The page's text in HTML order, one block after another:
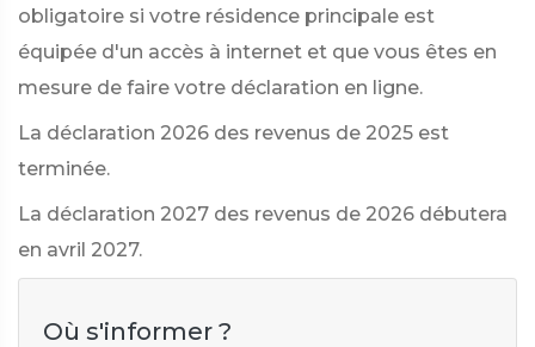
obligatoire si votre résidence principale est
équipée d'un accès à internet et que vous êtes en
mesure de faire votre déclaration en ligne.
La déclaration 2026 des revenus de 2025 est
terminée.
La déclaration 2027 des revenus de 2026 débutera
en avril 2027.
Où s'informer ?